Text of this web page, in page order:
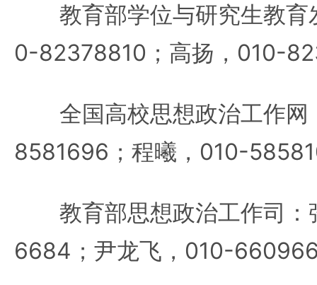
教育部学位与研究生教育
0-82378810；高扬，010-
全国高校思想政治工作网
8581696；程曦，010-
教育部思想政治工作司：
6684；尹龙飞，010-